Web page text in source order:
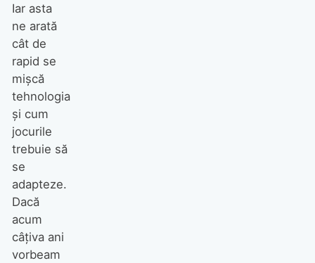
Iar asta
ne arată
cât de
rapid se
mișcă
tehnologia
și cum
jocurile
trebuie să
se
adapteze.
Dacă
acum
câțiva ani
vorbeam